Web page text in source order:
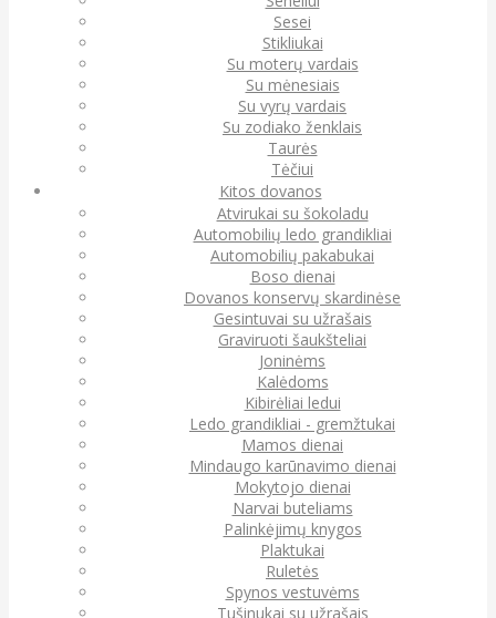
Sesei
Stikliukai
Su moterų vardais
Su mėnesiais
Su vyrų vardais
Su zodiako ženklais
Taurės
Tėčiui
Kitos dovanos
Atvirukai su šokoladu
Automobilių ledo grandikliai
Automobilių pakabukai
Boso dienai
Dovanos konservų skardinėse
Gesintuvai su užrašais
Graviruoti šaukšteliai
Joninėms
Kalėdoms
Kibirėliai ledui
Ledo grandikliai - gremžtukai
Mamos dienai
Mindaugo karūnavimo dienai
Mokytojo dienai
Narvai buteliams
Palinkėjimų knygos
Plaktukai
Ruletės
Spynos vestuvėms
Tušinukai su užrašais